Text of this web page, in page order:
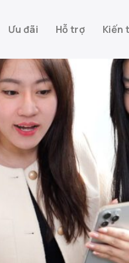
Ưu đãi Hỗ trợ Kiến